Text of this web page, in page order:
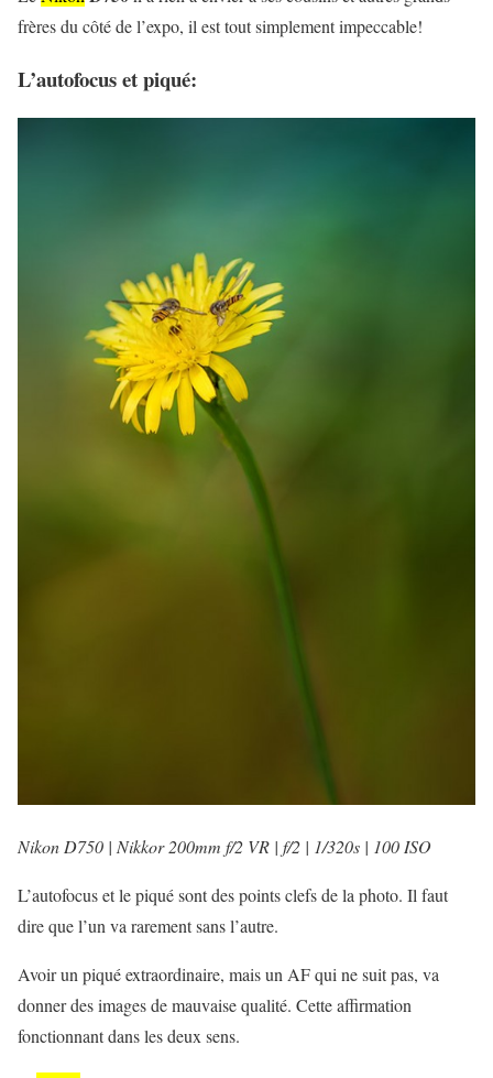
frères du côté de l’expo, il est tout simplement impeccable!
L’autofocus et piqué:
Nikon D750 | Nikkor 200mm f/2 VR | f/2 | 1/320s | 100 ISO
L’autofocus et le piqué sont des points clefs de la photo. Il faut
dire que l’un va rarement sans l’autre.
Avoir un piqué extraordinaire, mais un AF qui ne suit pas, va
donner des images de mauvaise qualité. Cette affirmation
fonctionnant dans les deux sens.